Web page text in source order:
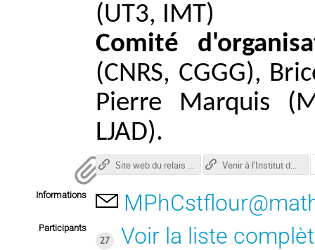
(UT3, IMT)
Comité
(CNRS, CGGG),
Pierre Marquis
LJAD).
Site web du relais des quatre vents Venir à l'Institut de Mathématiques de Toulouse
Informations
Participants
27
Voir la liste